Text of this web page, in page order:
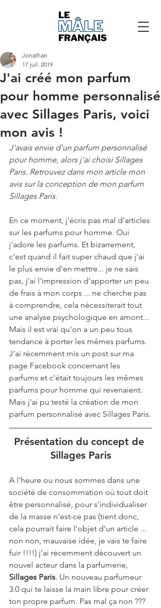
J'ai créé mon parfum
pour homme personnalisé
avec Sillages Paris, voici
mon avis !
Jonathan
17 juil. 2019
J'avais envie d'un parfum personnalisé
pour homme, alors j'ai choisi Sillages
Paris. Retrouvez dans mon article mon
avis sur la conception de mon parfum
Sillages Paris.
En ce moment, j'écris pas mal d'articles
sur les parfums pour homme. Oui
j'adore les parfums. Et bizarrement,
c'est quand il fait super chaud que j'ai
le plus envie d'en mettre... je ne sais
pas, j'ai l'impression d'apporter un peu
de frais à mon corps ... ne cherche pas
à comprendre, cela nécessiterait tout
une analyse psychologique en amont...
Mais il est vrai qu'on a un peu tous
tendance à porter les mêmes parfums.
J'ai récemment mis un post sur ma
page Facebook concernant les
parfums et c'était toujours les mêmes
parfums pour homme qui revenaient.
Mais j'ai pu testé la création de mon
parfum personnalisé avec Sillages Paris.
Présentation du concept de
Sillages Paris
A l'heure ou nous sommes dans une
société de consommation où tout doit
être personnalisé, pour s'individualiser
de la masse n'est-ce pas (tient donc,
cela pourrait faire l'objet d'un article ...
non non, mauvaise idée, je vais te faire
fuir !!!!) j'ai récemment découvert un
nouvel acteur dans la parfumerie,
Sillages Paris. Un nouveau parfumeur
3.0 qui te laisse la main libre pour créer
ton propre parfum. Pas mal ça non ???